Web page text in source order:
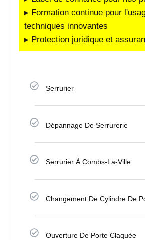
▸ Formation continue pour
techniques innovantes
▸ Protection juridique et
Serrurier
Dépannage De Serrurerie
Serrurier À Combs-La-Ville
Changement De Cylindre De
Ouverture De Porte Claquée